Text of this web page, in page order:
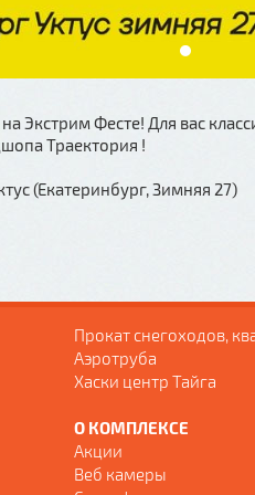
на Экстрим Фесте! Для вас
Траектория !
(Екатеринбург, Зимняя 27)
Прокат снегоходов,
Аэротруба
Хаски центр Тайга
О КОМПЛЕКСЕ
Акции
Веб камеры